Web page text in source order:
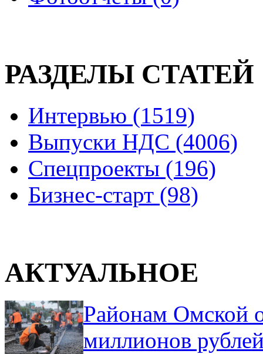
РАЗДЕЛЫ СТАТЕЙ
Интервью (1519)
Выпуски НДС (4006)
Спецпроекты (196)
Бизнес-старт (98)
АКТУАЛЬНОЕ
Районам Омской
миллионов